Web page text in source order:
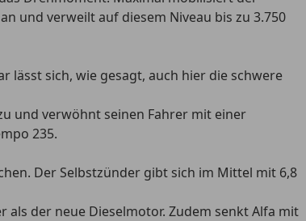
und verweilt auf diesem Niveau bis zu 3.750
lässt sich, wie gesagt, auch hier die schwere
und verwöhnt seinen Fahrer mit einer
235.
Der Selbstzünder gibt sich im Mittel mit 6,8
als der neue Dieselmotor. Zudem senkt Alfa mit